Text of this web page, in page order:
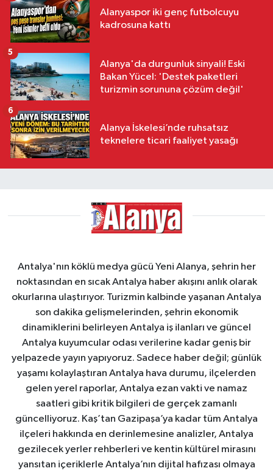
Alanyaspor iki genç futbolcuyu
kadrosuna kattı
Alanya'da durgunluk sinyali! Eski
Bakan Yücel: 'Destek paketleri
turizmin sorununa çözüm değil'
5
Alanya İskelesi’nde ruhsatsız
teknelere ticari faaliyet yasağı
6
Antalya'nın köklü medya gücü Yeni Alanya, şehrin her
noktasından en sıcak Antalya haber akışını anlık olarak
okurlarına ulaştırıyor. Turizmin kalbinde yaşanan Antalya
son dakika gelişmelerinden, şehrin ekonomik
dinamiklerini belirleyen Antalya iş ilanları ve güncel
Antalya kuyumcular odası verilerine kadar geniş bir
yelpazede yayın yapıyoruz. Sadece haber değil; günlük
yaşamı kolaylaştıran Antalya hava durumu, ilçelerden
gelen yerel raporlar, Antalya ezan vakti ve namaz
saatleri gibi kritik bilgileri de gerçek zamanlı
güncelliyoruz. Kaş’tan Gazipaşa’ya kadar tüm Antalya
ilçeleri hakkında en derinlemesine analizler, Antalya
gezilecek yerler rehberleri ve kentin kültürel mirasını
yansıtan içeriklerle Antalya’nın dijital hafızası olmaya